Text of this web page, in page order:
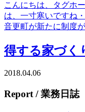
こんにちは、タグホ
は、一寸寒いですね
音更町が新たに制度
得する家づく
2018.04.06
Report / 業務日誌